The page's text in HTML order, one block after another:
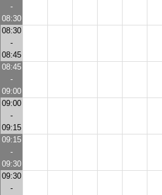
-
08:30
08:30
-
08:45
08:45
-
09:00
09:00
-
09:15
09:15
-
09:30
09:30
-